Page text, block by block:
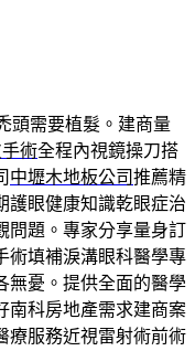
頭需要植髮。建商量
術全程內視鏡操刀搭
中壢木地板公司推薦精
護眼健康知識乾眼症治
問題。專家分享量身訂
術填補淚溝眼科醫學專
無憂。提供全面的醫學
南科房地產需求建商案
療服務近視雷射術前術